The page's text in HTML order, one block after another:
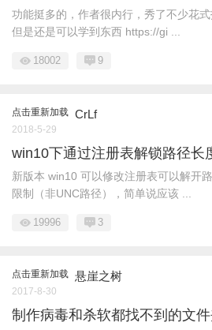
功能挺多的，作者很内行，秀了不少花
但是还是可以学到东西 https://gi ...
18002 9
点击重新加载 CrLf
2018-5-29
win10下通过注册表解锁路径长
新版本 win10 可以修改注册表可以解开
限制（非UNC路径），简单说应该 ...
19996 3
点击重新加载 悬崖之树
2017-8-30
制作病毒和杀软都找不到的文